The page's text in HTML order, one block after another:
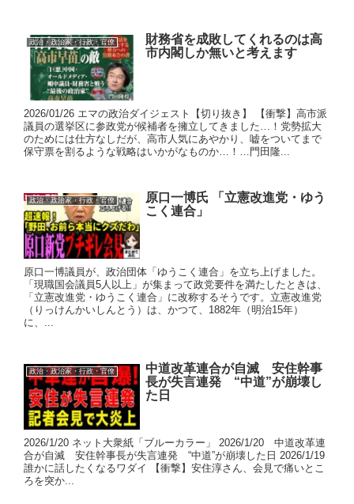
政治・政治家・行政・官僚
財務省を成敗してくれるのは高
市内閣しか無いと考えます
2026/01/26 エマの政治ダイジェスト【切り抜き】 【衝撃】高市派
議員の選挙区に参政党が候補者を擁立してきました…！党勢拡大
のためには仕方なしだが、高市人気にあやかり、嘘をついてまで
保守票を割るような戦略はいかがなものか…！…門田隆...
政治・政治家・行政・官僚
原口一博氏 「立憲改進党・ゆう
こく連合」
原口一博議員が、政治団体「ゆうこく連合」を立ち上げました。
「現職国会議員5人以上」が集まって政党要件を満たしたときは、
「立憲改進党・ゆうこく連合」に改称するそうです。立憲改進党
（りっけんかいしんとう）は、かつて、1882年（明治15年）
に、...
政治・政治家・行政・官僚
中道改革連合が自滅 安住幹事
長が失言連発 “中道”が崩壊し
た日
2026/1/20 ネット大衆紙「ブルーカラー」 2026/1/20 中道改革連
合が自滅 安住幹事長が失言連発 “中道”が崩壊した日 2026/1/19
誰かに話したくなるワダイ 【衝撃】安住淳さん、会見で痛いとこ
ろを突か...